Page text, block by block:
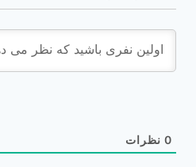
0 نظرات